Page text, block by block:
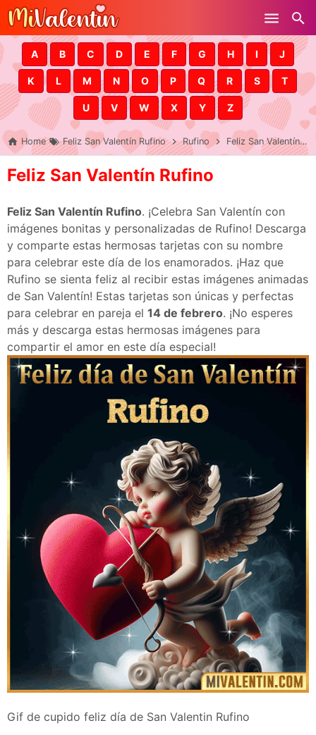
Skip to main content
A B C D E F G H I J
K L M N O P Q R S T
U V W X Y Z
Home Feliz San Valentín Rufino Rufino Feliz San Valentín Rufino
Feliz San Valentín Rufino
Feliz San Valentín Rufino. ¡Celebra San Valentín con
imágenes bonitas y personalizadas de Rufino! Descarga
y comparte estas hermosas tarjetas con su nombre
para celebrar este día de los enamorados. ¡Haz que
Rufino se sienta feliz al recibir estas imágenes animadas
de San Valentín! Estas tarjetas son únicas y perfectas
para celebrar en pareja el 14 de febrero. ¡No esperes
más y descarga estas hermosas imágenes para
compartir el amor en este día especial!
Gif de cupido feliz día de San Valentin Rufino